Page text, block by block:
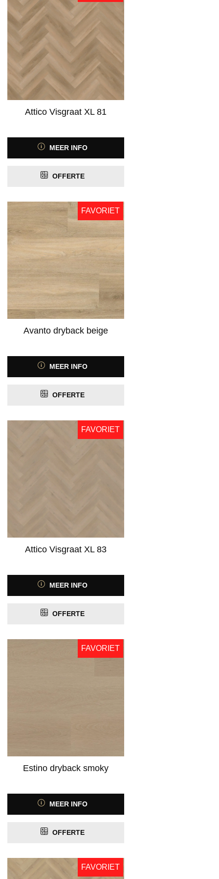
vanaf 10 dB (79)
Product Geschikt voor vloerverwarming
PRIJS
Attico Visgraat XL 81
MEER INFO
OFFERTE
FAVORIET
Avanto dryback beige
MEER INFO
OFFERTE
FAVORIET
Attico Visgraat XL 83
MEER INFO
OFFERTE
FAVORIET
Estino dryback smoky
MEER INFO
OFFERTE
FAVORIET